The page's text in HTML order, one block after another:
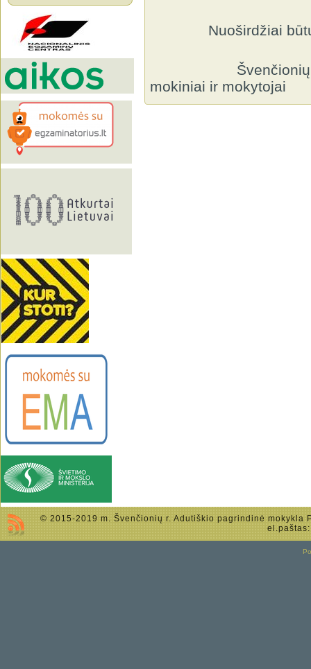
Nuoširdžiai
Švenčionių r.
mokiniai ir mokytojai
© 2015-2019 m. Švenčionių r. Adutiškio pagrindinė mokykla